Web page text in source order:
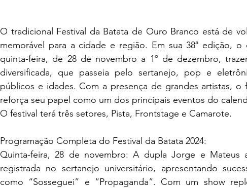
O tradicional Festival da Batata de Ouro Branco está de
memorável para a cidade e região. Em sua 38ª edição,
quinta-feira, de 28 de novembro a 1º de dezembro,
diversificada, que passeia pelo sertanejo, pop e
públicos e idades. Com a presença de grandes artistas, o
reforça seu papel como um dos principais eventos do
O festival terá três setores, Pista, Frontstage e Camarote.
Programação Completa do Festival da Batata 2024:
Quinta-feira, 28 de novembro: A dupla Jorge e Mateus
registrada no sertanejo universitário, apresentando
como “Sosseguei” e “Propaganda”. Com um show